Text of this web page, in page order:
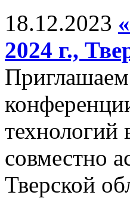
18.12.2023
2024 г.,
технологий
совместно
Тверской